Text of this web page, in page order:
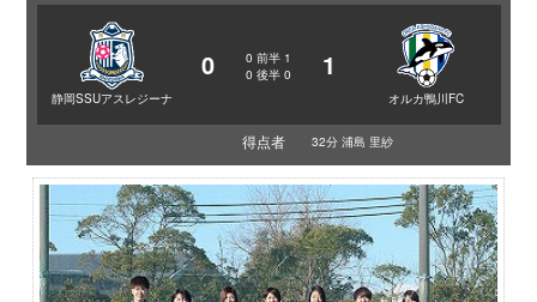
静岡SSUアスレジーナ
0 0 前半 1
0 後半 0 1
オルカ鴨川FC
得点者 32分 浦島 里紗